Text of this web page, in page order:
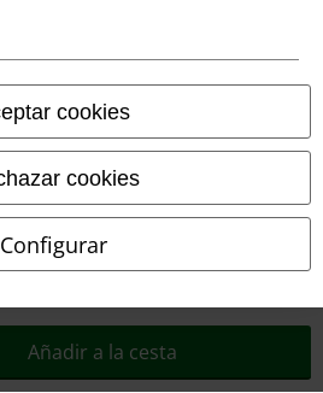
cookies
cookies
Configurar
Añadir a la cesta
HGmbH